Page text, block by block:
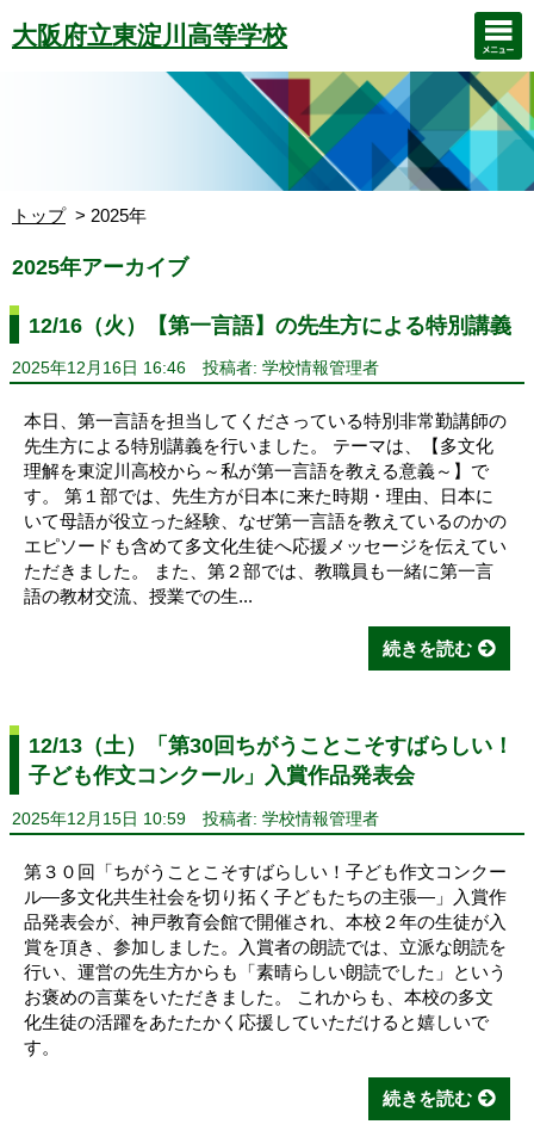
大阪府立東淀川高等学校
トップ 2025年
2025年アーカイブ
12/16（火）【第一言語】の先生方による特別講義
2025年12月16日 16:46 投稿者: 学校情報管理者
本日、第一言語を担当してくださっている特別非常勤講師の
先生方による特別講義を行いました。 テーマは、【多文化
理解を東淀川高校から～私が第一言語を教える意義～】で
す。 第１部では、先生方が日本に来た時期・理由、日本に
いて母語が役立った経験、なぜ第一言語を教えているのかの
エピソードも含めて多文化生徒へ応援メッセージを伝えてい
ただきました。 また、第２部では、教職員も一緒に第一言
語の教材交流、授業での生...
続きを読む
12/13（土）「第30回ちがうことこそすばらしい！
子ども作文コンクール」入賞作品発表会
2025年12月15日 10:59 投稿者: 学校情報管理者
第３０回「ちがうことこそすばらしい！子ども作文コンクー
ル―多文化共生社会を切り拓く子どもたちの主張―」入賞作
品発表会が、神戸教育会館で開催され、本校２年の生徒が入
賞を頂き、参加しました。入賞者の朗読では、立派な朗読を
行い、運営の先生方からも「素晴らしい朗読でした」という
お褒めの言葉をいただきました。 これからも、本校の多文
化生徒の活躍をあたたかく応援していただけると嬉しいで
す。
続きを読む